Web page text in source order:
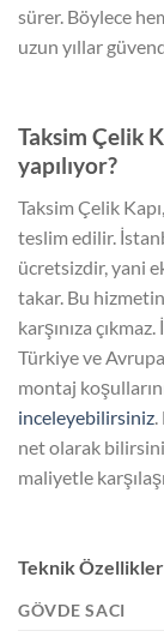
sürer. Böylece
uzun yıllar
Taksim Çelik
yapılıyor?
Taksim Çelik
teslim edilir.
ücretsizdir, yani
takar. Bu
karşınıza
Türkiye ve
montaj
inceleyebilirsiniz
net olarak
maliyetle
Teknik Özellikler
GÖVDE SACI